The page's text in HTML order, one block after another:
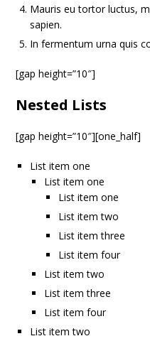
Mauris eu tortor luctus,
sapien.
In fermentum urna quis
[gap height=”10″]
Nested Lists
[gap height=”10″][one_half]
List item one
List item one
List item one
List item two
List item three
List item four
List item two
List item three
List item four
List item two